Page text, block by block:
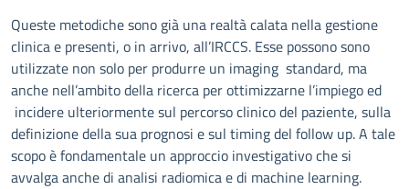
Queste metodiche sono già una realtà calata nella gestione
clinica e presenti, o in arrivo, all’IRCCS. Esse possono sono
utilizzate non solo per produrre un imaging standard, ma
anche nell’ambito della ricerca per ottimizzarne l’impiego ed
incidere ulteriormente sul percorso clinico del paziente, sulla
definizione della sua prognosi e sul timing del follow up. A tale
scopo è fondamentale un approccio investigativo che si
avvalga anche di analisi radiomica e di machine learning.